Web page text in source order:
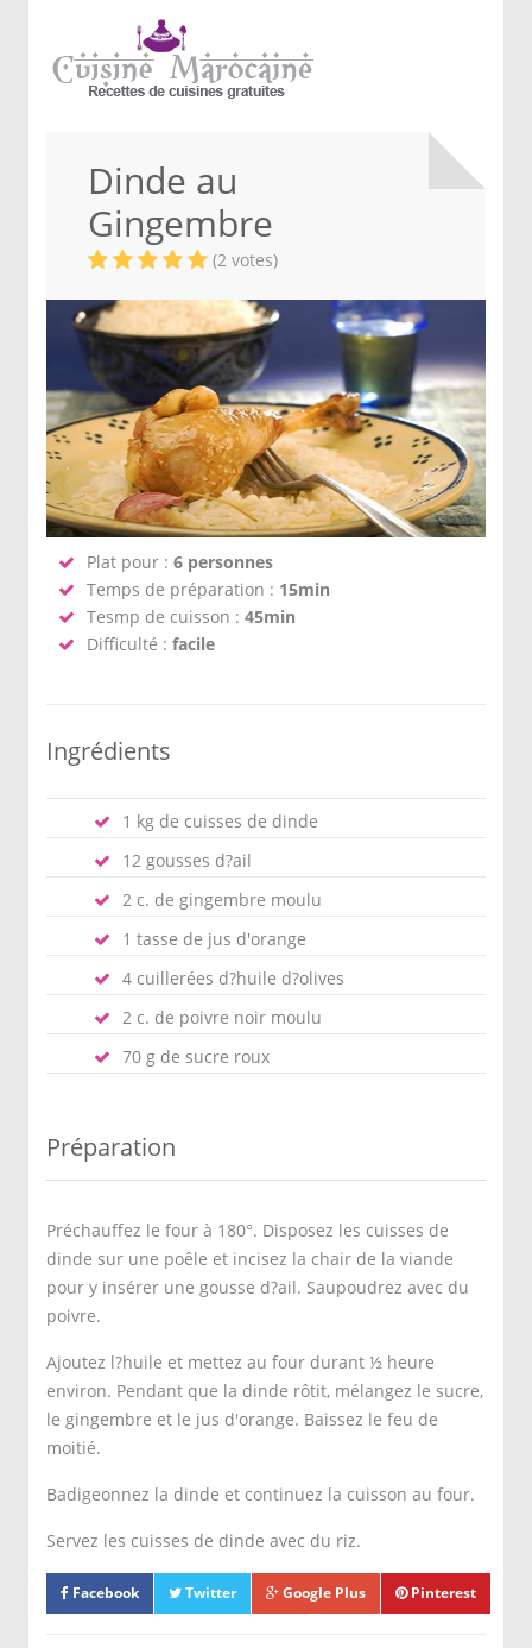
Dinde au
Gingembre
(2 votes)
Plat pour : 6 personnes
Temps de préparation : 15min
Tesmp de cuisson : 45min
Difficulté : facile
Ingrédients
1 kg de cuisses de dinde
12 gousses d?ail
2 c. de gingembre moulu
1 tasse de jus d'orange
4 cuillerées d?huile d?olives
2 c. de poivre noir moulu
70 g de sucre roux
Préparation
Préchauffez le four à 180°. Disposez les cuisses de
dinde sur une poêle et incisez la chair de la viande
pour y insérer une gousse d?ail. Saupoudrez avec du
poivre.
Ajoutez l?huile et mettez au four durant ½ heure
environ. Pendant que la dinde rôtit, mélangez le sucre,
le gingembre et le jus d'orange. Baissez le feu de
moitié.
Badigeonnez la dinde et continuez la cuisson au four.
Servez les cuisses de dinde avec du riz.
Facebook Twitter Google Plus Pinterest